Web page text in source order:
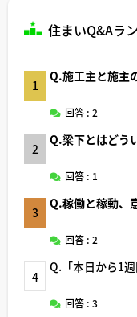
住まいQ&Aラ
1
Q.施工主と施主
回答 : 2
2
Q.梁下とはどう
回答 : 1
3
Q.稼働と稼動、
回答 : 2
4
Q.「本日から1
回答 : 3